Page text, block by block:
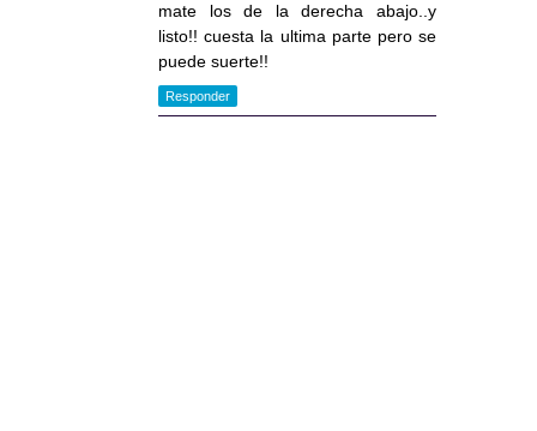
mate los de la derecha abajo..y
listo!! cuesta la ultima parte pero se
puede suerte!!
Responder